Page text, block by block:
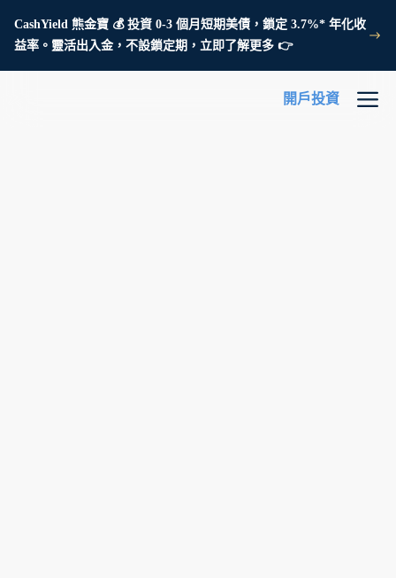
CashYield 熊金寶 💰 投資 0-3 個月短期美債，鎖定 3.7%* 年化收
益率。靈活出入金，不設鎖定期，立即了解更多 👉
開戶投資